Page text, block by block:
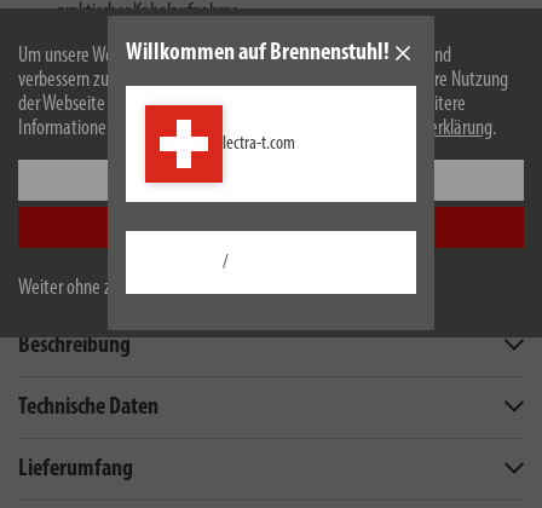
Um unsere Webseite für Sie optimal zu gestalten und fortlaufend
verbessern zu können, verwenden wir Cookies. Durch die weitere Nutzung
der Webseite stimmen Sie der Verwendung von Cookies zu. Weitere
Informationen zu Cookies erhalten Sie in unserer
Datenschutzerklärung.
Alle akzeptieren
Weiter ohne zu akzeptieren
Willkommen auf Brennenstuhl!
lectra-t.com
/
praktischer Kabelaufnahme
Stabile, schlichte Kompaktleiste aus hochbruchfestem Spezial-
Kunststoff
Beschreibung
Technische Daten
Lieferumfang